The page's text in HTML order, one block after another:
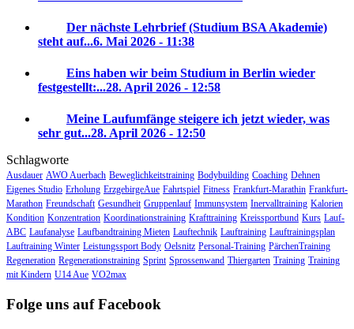
Der nächste Lehrbrief (Studium BSA Akademie)
steht auf...6. Mai 2026 - 11:38
Eins haben wir beim Studium in Berlin wieder
festgestellt:...28. April 2026 - 12:58
Meine Laufumfänge steigere ich jetzt wieder, was
sehr gut...28. April 2026 - 12:50
Schlagworte
Ausdauer AWO Auerbach Beweglichkeitstraining Bodybuilding Coaching Dehnen
Eigenes Studio Erholung ErzgebirgeAue Fahrtspiel Fitness Frankfurt-Marathin Frankfurt-
Marathon Freundschaft Gesundheit Gruppenlauf Immunsystem Inervalltraining Kalorien
Kondition Konzentration Koordinationstraining Krafttraining Kreissportbund Kurs Lauf-
ABC Laufanalyse Laufbandtraining Mieten Lauftechnik Lauftraining Lauftrainingsplan
Lauftraining Winter Leistungssport Body Oelsnitz Personal-Training PärchenTraining
Regeneration Regenerationstraining Sprint Sprossenwand Thiergarten Training Training
mit Kindern U14 Aue VO2max
Folge uns auf Facebook